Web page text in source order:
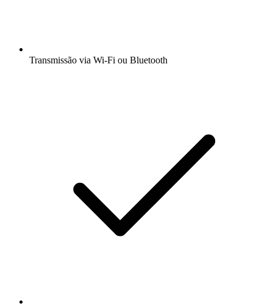
Transmissão via Wi-Fi ou Bluetooth